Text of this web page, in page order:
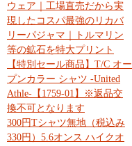
ウェア｜工場直売だから実
現したコスパ最強のリカバ
リーパジャマ｜トルマリン
等の鉱石を特大プリント
【特別セール商品】T/C オー
プンカラー シャツ -United
Athle-【1759-01】※返品交
換不可となります
300円Tシャツ無地（税込み
330円）5.6オンス ハイクオ